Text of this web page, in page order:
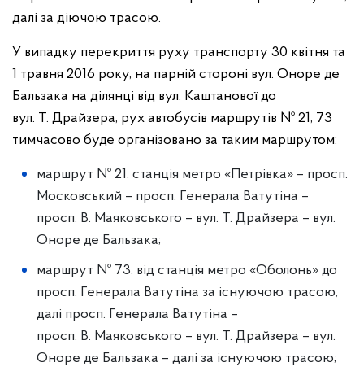
далі за діючою трасою.
У випадку перекриття руху транспорту 30 квітня та
1 травня 2016 року, на парній стороні вул. Оноре де
Бальзака на ділянці від вул. Каштанової до
вул. Т. Драйзера, рух автобусів маршрутів № 21, 73
тимчасово буде організовано за таким маршрутом:
маршрут № 21: станція метро «Петрівка» – просп.
Московський – просп. Генерала Ватутіна –
просп. В. Маяковського – вул. Т. Драйзера – вул.
Оноре де Бальзака;
маршрут № 73: від станція метро «Оболонь» до
просп. Генерала Ватутіна за існуючою трасою,
далі просп. Генерала Ватутіна –
просп. В. Маяковського – вул. Т. Драйзера – вул.
Оноре де Бальзака – далі за існуючою трасою;